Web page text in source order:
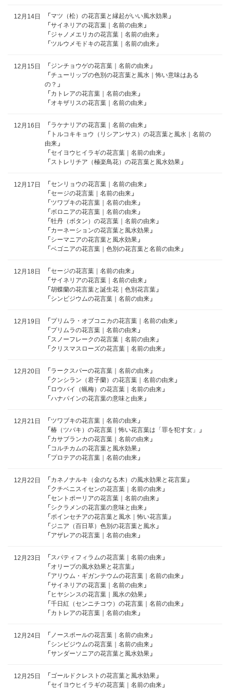
12月14日 「 マツ（松）の花言葉と縁起がいい風水効果 」
「 サイネリアの花言葉｜名前の由来 」
「 ジャノメエリカの花言葉｜名前の由来 」
「 ツルウメモドキの花言葉｜名前の由来 」
12月15日 「 ジンチョウゲの花言葉｜名前の由来 」
「 チューリップの色別の花言葉と風水｜怖い意味はある
の？ 」
「 カトレアの花言葉｜名前の由来 」
「 オキザリスの花言葉｜名前の由来 」
12月16日 「 ラケナリアの花言葉｜名前の由来 」
「 トルコキキョウ（リシアンサス）の花言葉と風水｜名前の
由来 」
「 セイヨウヒイラギの花言葉｜名前の由来 」
「 ストレリチア（極楽鳥花）の花言葉と風水効果 」
12月17日 「 センリョウの花言葉｜名前の由来 」
「 セージの花言葉｜名前の由来 」
「 ツワブキの花言葉｜名前の由来 」
「 ボロニアの花言葉｜名前の由来 」
「 牡丹（ボタン）の花言葉｜名前の由来 」
「 カーネーションの花言葉と風水効果 」
「 シーマニアの花言葉と風水効果 」
「 ベゴニアの花言葉｜色別の花言葉と名前の由来 」
12月18日 「 セージの花言葉｜名前の由来 」
「 サイネリアの花言葉｜名前の由来 」
「 胡蝶蘭の花言葉と誕生花｜色別花言葉 」
「 シンビジウムの花言葉｜名前の由来 」
12月19日 「 プリムラ・オブコニカの花言葉｜名前の由来 」
「 プリムラの花言葉｜名前の由来 」
「 スノーフレークの花言葉｜名前の由来 」
「 クリスマスローズの花言葉｜名前の由来 」
12月20日 「 ラークスパーの花言葉｜名前の由来 」
「 クンシラン（君子蘭）の花言葉｜名前の由来 」
「 ロウバイ（蝋梅）の花言葉｜名前の由来 」
「 ハナパインの花言葉の意味と由来 」
12月21日 「 ツワブキの花言葉｜名前の由来 」
「 椿（ツバキ）の花言葉｜怖い花言葉は「罪を犯す女」
」
「 カサブランカの花言葉｜名前の由来 」
「 コルチカムの花言葉と風水効果 」
「 プロテアの花言葉｜名前の由来 」
12月22日 「 カネノナルキ（金のなる木）の風水効果と花言葉 」
「 クチベニスイセンの花言葉｜名前の由来 」
「 セントポーリアの花言葉｜名前の由来 」
「 シクラメンの花言葉の意味と由来 」
「 ポインセチアの花言葉と風水｜怖い花言葉 」
「 ジニア（百日草）色別の花言葉と風水 」
「 アザレアの花言葉｜名前の由来 」
12月23日 「 スパティフィラムの花言葉｜名前の由来 」
「 オリーブの風水効果と花言葉 」
「 アリウム・ギガンテウムの花言葉｜名前の由来 」
「 サイネリアの花言葉｜名前の由来 」
「 ヒヤシンスの花言葉｜風水の効果 」
「 千日紅（センニチコウ）の花言葉｜名前の由来 」
「 カトレアの花言葉｜名前の由来 」
12月24日 「 ノースポールの花言葉｜名前の由来 」
「 シンビジウムの花言葉｜名前の由来 」
「 サンダーソニアの花言葉と風水効果 」
12月25日 「 ゴールドクレストの花言葉と風水効果 」
「 セイヨウヒイラギの花言葉｜名前の由来 」